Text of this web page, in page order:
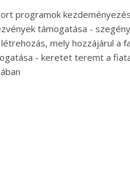
programok
támogatása -
mely hozzájárul a
- keretet teremt a